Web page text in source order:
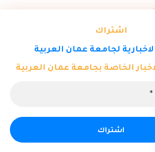
اشتراك
لجامعة عمان العربية
الخاصة بجامعة عمان العربية
© حقوق النشر ٢٠٢٦. كل الحقوق محفوظة لمركز تكنولوجيا المعلومات -